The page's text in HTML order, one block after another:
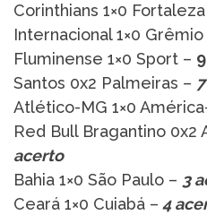
Corinthians 1×0
Internacional 1×0 Grêmio
Fluminense 1×0 Sport –
Santos 0x2 Palmeiras –
Atlético-MG 1×0
Red Bull Bragantino 0x2
acerto
Bahia 1×0 São Paulo – 3
Ceará 1×0 Cuiabá – 4